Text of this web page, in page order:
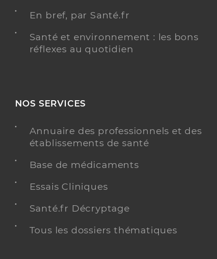
En bref, par Santé.fr
Santé et environnement : les bons
réflexes au quotidien
NOS SERVICES
Annuaire des professionnels et des
établissements de santé
Base de médicaments
Essais Cliniques
Santé.fr Décryptage
Tous les dossiers thématiques